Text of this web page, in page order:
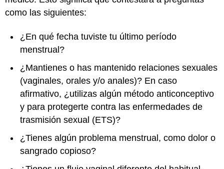
como las siguientes:
¿En qué fecha tuviste tu último período
menstrual?
¿Mantienes o has mantenido relaciones sexuales
(vaginales, orales y/o anales)? En caso
afirmativo, ¿utilizas algún método anticonceptivo
y para protegerte contra las enfermedades de
trasmisión sexual (ETS)?
¿Tienes algún problema menstrual, como dolor o
sangrado copioso?